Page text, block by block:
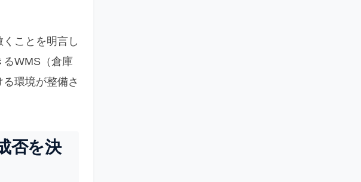
ことを明言し
WMS（倉庫
環境が整備さ
否を決